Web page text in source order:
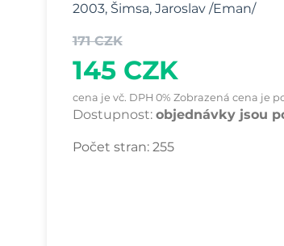
2003, Šimsa, Jaroslav /Eman/
171 CZK
145 CZK
cena je vč. DPH 0% Zobrazená cena je
Dostupnost: objednávky jsou
Počet stran: 255